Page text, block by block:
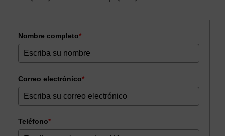
Nombre completo*
Correo electrónico*
Teléfono*